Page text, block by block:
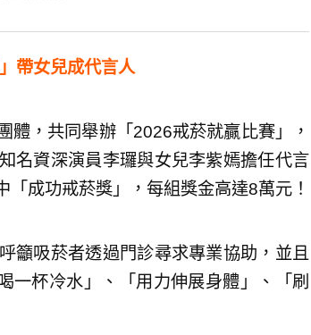
帶女兒成代言人
體，共同舉辦「2026戒菸就贏比賽」，
名資深演員李㼈與女兒李紫嫣擔任代言
成功戒菸獎」，每組獎金高達8萬元！
籲吸菸者透過門診尋求專業協助，並且
一杯冷水」、「用力伸展身體」、「刷